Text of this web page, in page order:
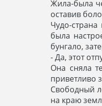
Жила-была
оставив
Чудо-
была
бунгало,
- Да, этот
Она сняла
приветливо
Свободный
на краю